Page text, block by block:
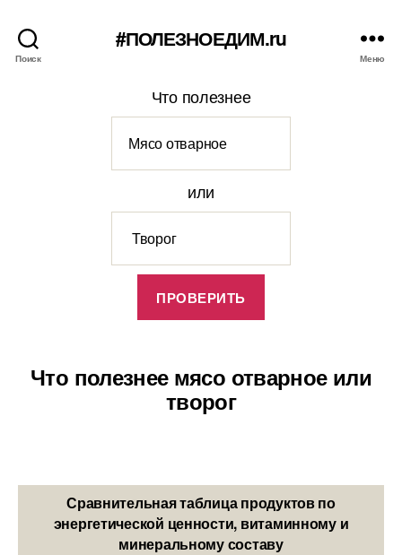
Поиск
#ПОЛЕЗНОЕДИМ.ru
Меню
Что полезнее
или
Что полезнее мясо отварное или
творог
Сравнительная таблица продуктов по
энергетической ценности, витаминному и
минеральному составу